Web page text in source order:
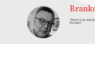
“Novinar je
Barbieri